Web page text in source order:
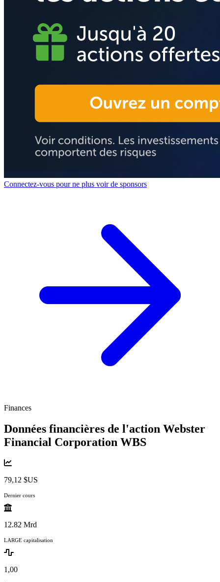
Connectez-vous pour ne plus voir de sponsors
Finances
Données financières de l'action Webster
Financial Corporation WBS
79,12 $US
Dernier cours
12.82 Mrd
LARGE capitalisation
1,00